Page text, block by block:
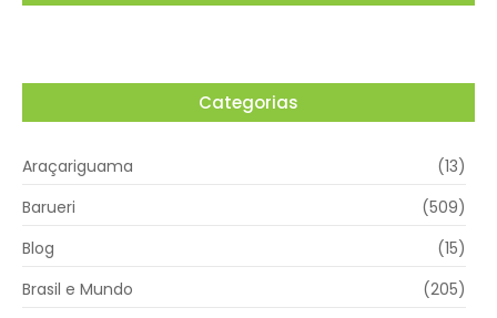
Categorias
Araçariguama
(13)
Barueri
(509)
Blog
(15)
Brasil e Mundo
(205)